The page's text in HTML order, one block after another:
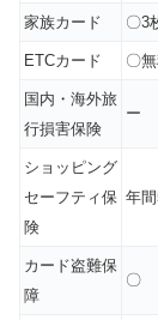
家族カード 〇3
ETCカード 〇
国内・海外旅
行損害保険
ー
ショッピング
セーフティ保
険
年
カード盗難保
障
〇